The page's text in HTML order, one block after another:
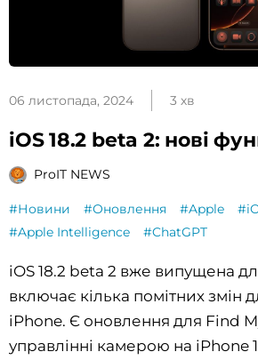
06 листопада, 2024 3 хв
iOS 18.2 beta 2: нові
ProIT NEWS
#Новини #Оновлення #Apple
#Apple Intelligence
#ChatGPT
iOS 18.2 beta 2 вже випущена
включає кілька помітних змін
iPhone. Є оновлення для Find
управлінні камерою на iPhone